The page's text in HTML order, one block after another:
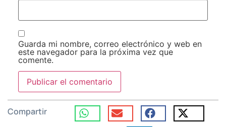
Guarda mi nombre, correo electrónico y web en
este navegador para la próxima vez que
comente.
Compartir